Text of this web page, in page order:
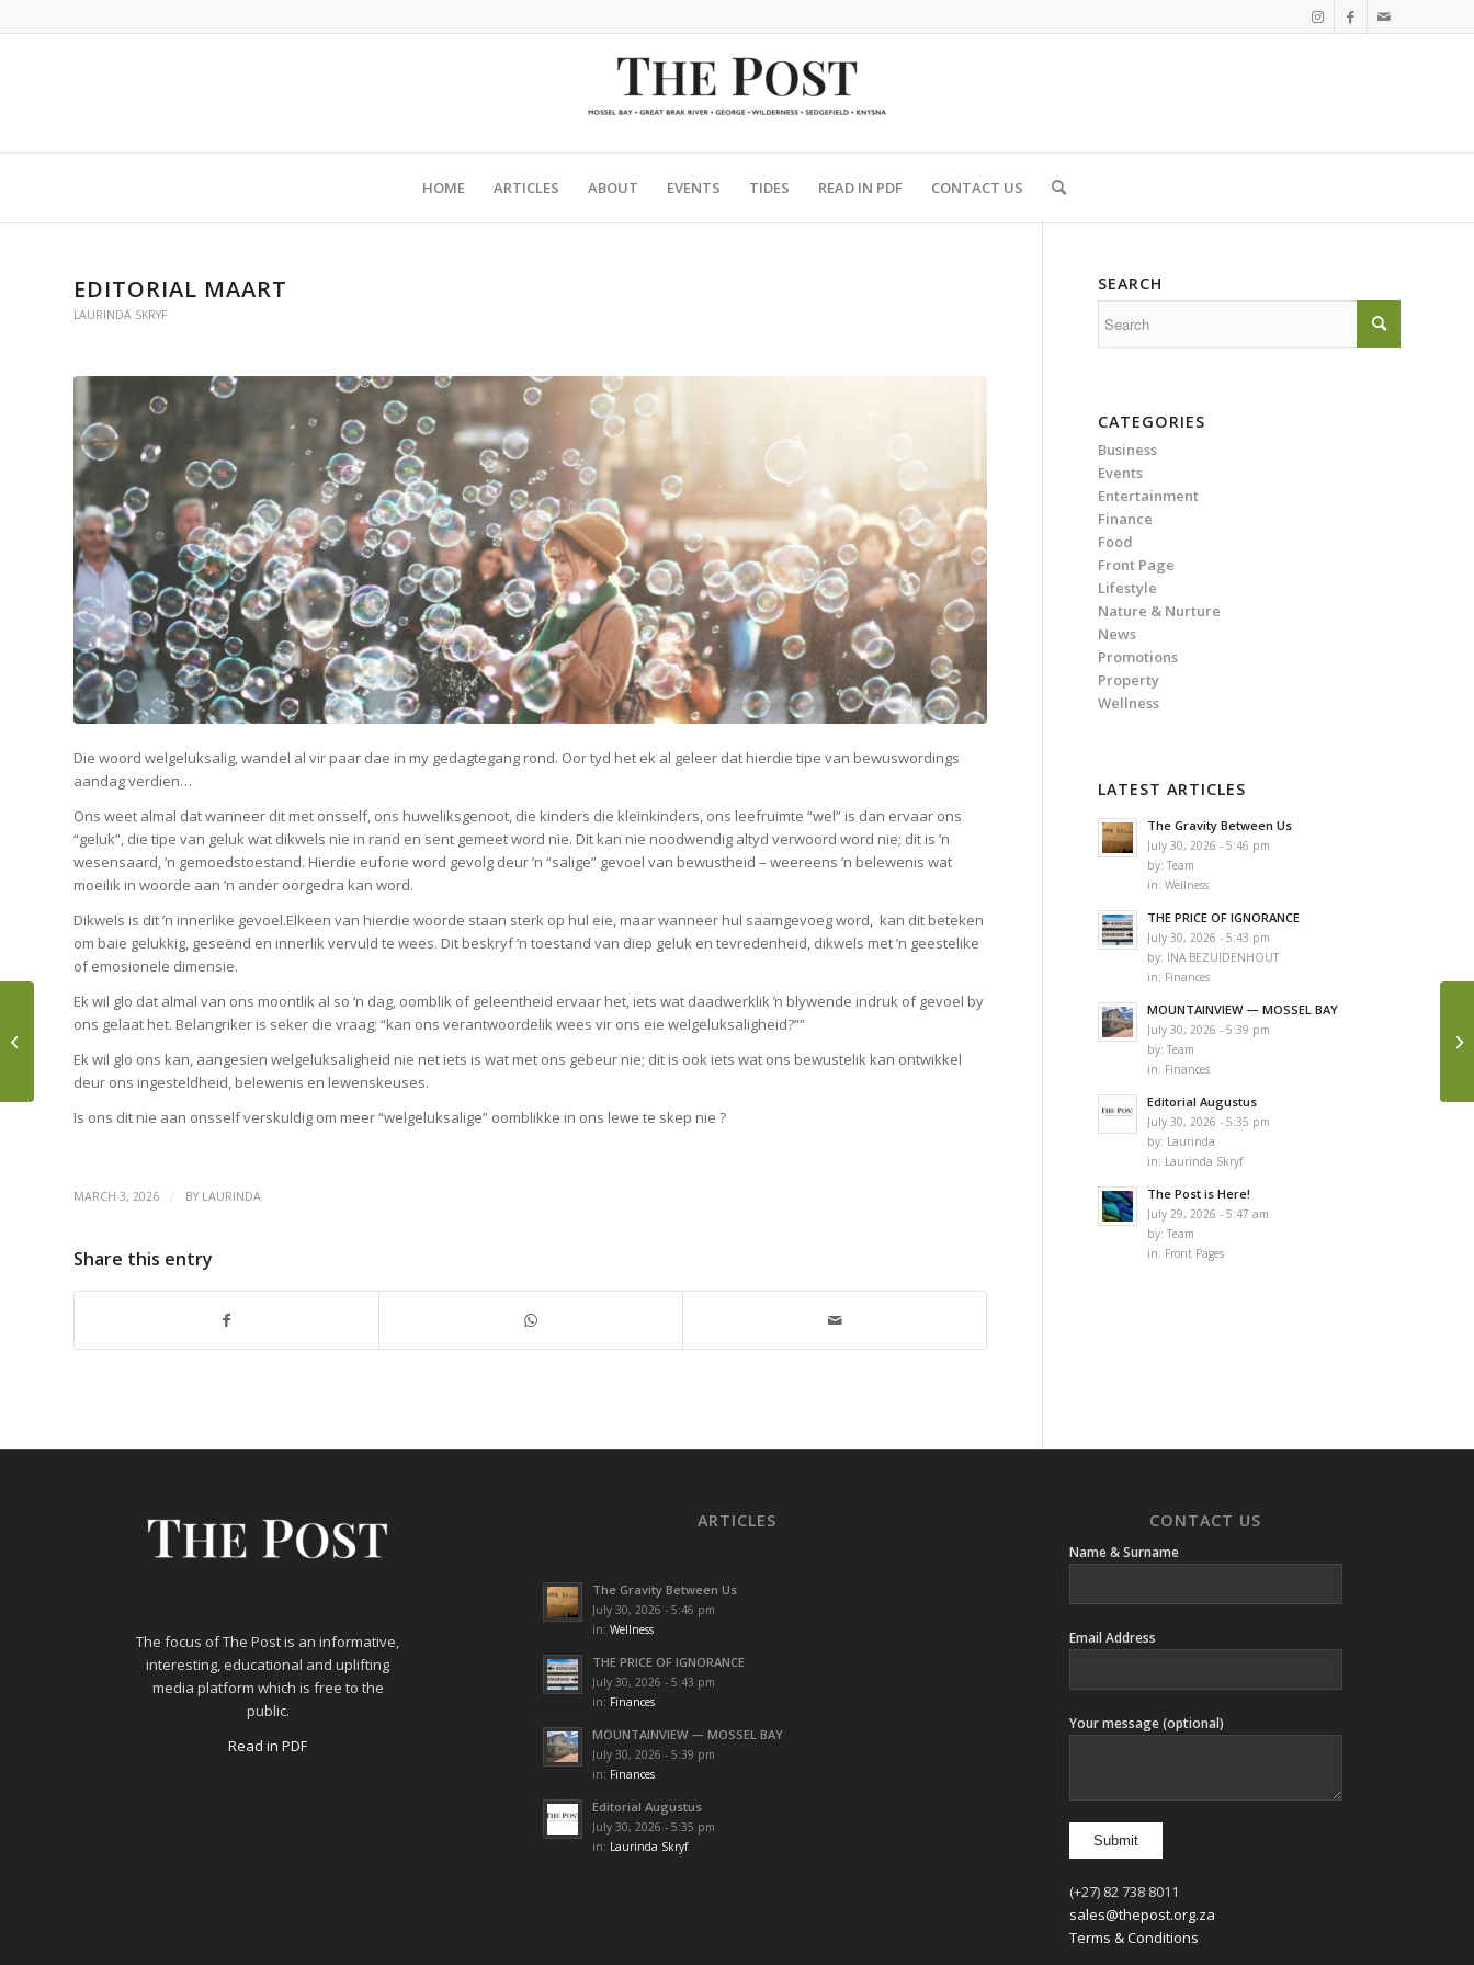
HOME ARTICLES ABOUT EVENTS TIDES READ IN PDF CONTACT US
EDITORIAL MAART
LAURINDA SKRYF
Die woord welgeluksalig, wandel al vir paar dae in my gedagtegang rond. Oor tyd het ek al geleer dat hierdie tipe van bewuswordings
aandag verdien…
Ons weet almal dat wanneer dit met onsself, ons huweliksgenoot, die kinders die kleinkinders, ons leefruimte “wel” is dan ervaar ons
“geluk”, die tipe van geluk wat dikwels nie in rand en sent gemeet word nie. Dit kan nie noodwendig altyd verwoord word nie; dit is ’n
wesensaard, ’n gemoedstoestand. Hierdie euforie word gevolg deur ’n “salige” gevoel van bewustheid – weereens ’n belewenis wat
moeilik in woorde aan ’n ander oorgedra kan word.
Dikwels is dit ’n innerlike gevoel.Elkeen van hierdie woorde staan sterk op hul eie, maar wanneer hul saamgevoeg word, kan dit beteken
om baie gelukkig, geseënd en innerlik vervuld te wees. Dit beskryf ’n toestand van diep geluk en tevredenheid, dikwels met ’n geestelike
of emosionele dimensie.
Ek wil glo dat almal van ons moontlik al so ‘n dag, oomblik of geleentheid ervaar het, iets wat daadwerklik ŉ blywende indruk of gevoel by
ons gelaat het. Belangriker is seker die vraag; “kan ons verantwoordelik wees vir ons eie welgeluksaligheid?””
Ek wil glo ons kan, aangesien welgeluksaligheid nie net iets is wat met ons gebeur nie; dit is ook iets wat ons bewustelik kan ontwikkel
deur ons ingesteldheid, belewenis en lewenskeuses.
Is ons dit nie aan onsself verskuldig om meer “welgeluksalige” oomblikke in ons lewe te skep nie ?
MARCH 3, 2026 / BY LAURINDA
Share this entry
SEARCH
CATEGORIES
Business
Events
Entertainment
Finance
Food
Front Page
Lifestyle
Nature & Nurture
News
Promotions
Property
Wellness
LATEST ARTICLES
The Gravity Between Us
July 30, 2026 - 5:46 pm
by:Team
in:Wellness
THE PRICE OF IGNORANCE
July 30, 2026 - 5:43 pm
by: INA BEZUIDENHOUT
in: Finances
MOUNTAINVIEW — MOSSEL BAY
July 30, 2026 - 5:39 pm
by:Team
in: Finances
Editorial Augustus
July 30, 2026 - 5:35 pm
by: Laurinda
in: Laurinda Skryf
The Post is Here!
July 29, 2026 - 5:47 am
by:Team
in: Front Pages
The focus of The Post is an informative,
interesting, educational and uplifting
media platform which is free to the
public.
Read in PDF
ARTICLES
The Gravity Between Us
July 30, 2026 - 5:46 pm
in: Wellness
THE PRICE OF IGNORANCE
July 30, 2026 - 5:43 pm
in: Finances
MOUNTAINVIEW — MOSSEL BAY
July 30, 2026 - 5:39 pm
in: Finances
Editorial Augustus
July 30, 2026 - 5:35 pm
in: Laurinda Skryf
CONTACT US
Name & Surname
Email Address
Your message (optional)
(+27) 82 738 8011
sales@thepost.org.za
Terms & Conditions
Wat jou koffiekeuse
oor jou sê